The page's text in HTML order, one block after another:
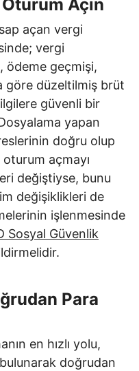
Açın
açan vergi
vergi
ödeme geçmişi,
göre düzeltilmiş brüt
güvenli bir
yapan
doğru olup
oturum açmayı
değiştiyse, bunu
değişiklikleri de
işlenmesinde
Sosyal Güvenlik
Para
en hızlı yolu,
doğrudan